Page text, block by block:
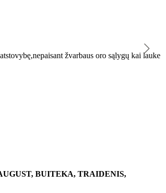
žvarbaus oro sąlygų kai lauke
BUITEKA, TRAIDENIS,